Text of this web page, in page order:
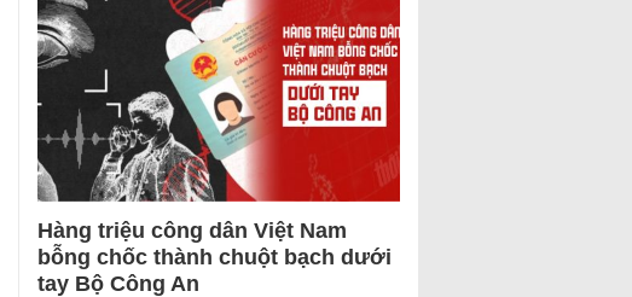
Hàng triệu công dân Việt Nam
bỗng chốc thành chuột bạch dưới
tay Bộ Công An